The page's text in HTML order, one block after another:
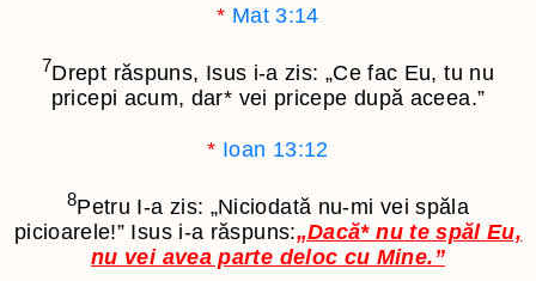
* Mat 3:14
7Drept răspuns, Isus i-a zis: „Ce fac Eu, tu nu
pricepi acum, dar* vei pricepe după aceea.”
* Ioan 13:12
8Petru I-a zis: „Niciodată nu-mi vei spăla
picioarele!” Isus i-a răspuns:„Dacă* nu te spăl Eu,
nu vei avea parte deloc cu Mine.”